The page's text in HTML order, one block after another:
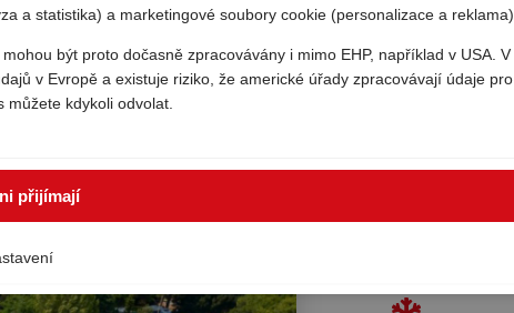
Services
Gebetsroither péče na místě
a statistika) a marketingové soubory cookie (personalizace a reklama).
být proto dočasně zpracovávány i mimo EHP, například v USA. V
v Evropě a existuje riziko, že americké úřady zpracovávají údaje pro
kdykoli odvolat.
přijímají